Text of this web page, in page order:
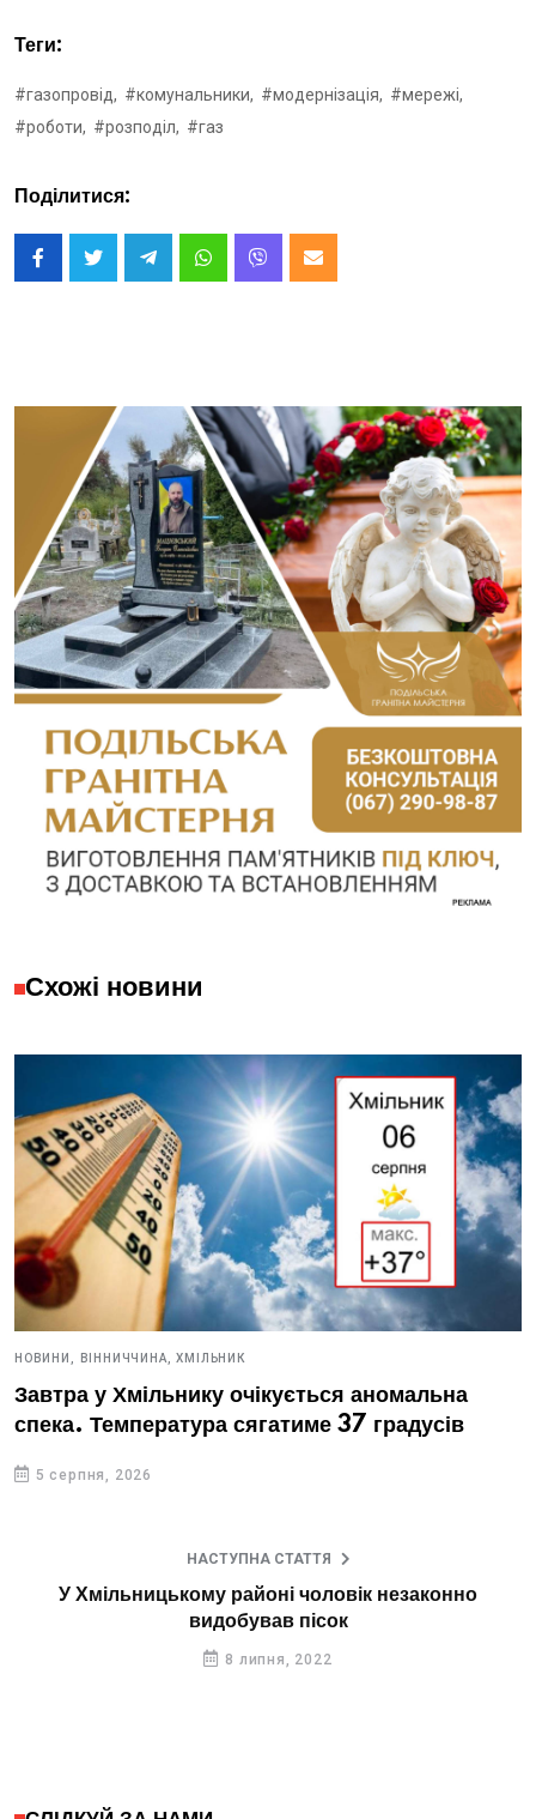
Теги:
#газопровід, #комунальники, #модернізація, #мережі,
#роботи, #розподіл, #газ
Поділитися:
Схожі новини
НОВИНИ, ВІННИЧЧИНА, ХМІЛЬНИК
Завтра у Хмільнику очікується аномальна
спека. Температура сягатиме 37 градусів
5 серпня, 2026
НАСТУПНА СТАТТЯ
У Хмільницькому районі чоловік незаконно
видобував пісок
8 липня, 2022